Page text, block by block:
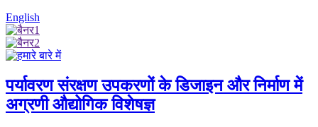
English
पर्यावरण संरक्षण उपकरणों के डिजाइन और निर्माण में
अग्रणी औद्योगिक विशेषज्ञ